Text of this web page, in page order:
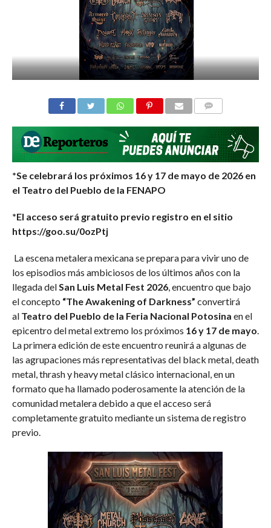
*Se celebrará los próximos 16 y 17 de mayo de 2026 en
el Teatro del Pueblo de la FENAPO
*El acceso será gratuito previo registro en el sitio
https://goo.su/0ozPtj
La escena metalera mexicana se prepara para vivir uno de
los episodios más ambiciosos de los últimos años con la
llegada delSan Luis Metal Fest 2026, encuentro que bajo
el concepto “The Awakening of Darkness” convertirá
al Teatro del Pueblo de la Feria Nacional Potosina en el
epicentro del metal extremo los próximos 16 y 17 de mayo.
La primera edición de este encuentro reunirá a algunas de
las agrupaciones más representativas del black metal, death
metal, thrash y heavy metal clásico internacional, en un
formato que ha llamado poderosamente la atención de la
comunidad metalera debido a que el acceso será
completamente gratuito mediante un sistema de registro
previo.